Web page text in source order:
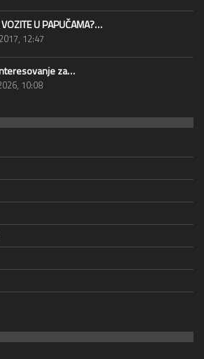
VOZITE U PAPUČAMA?…
12:47
za…
10:08